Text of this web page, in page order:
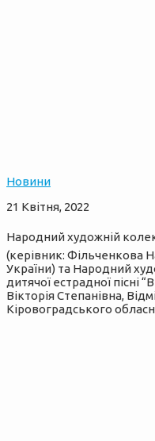
Новини
21 Квітня, 2022
Народний художній
(керівник: Фільченкова
України) та Народний
дитячої естрадної пісні
Вікторія Степанівна,
Кіровоградського